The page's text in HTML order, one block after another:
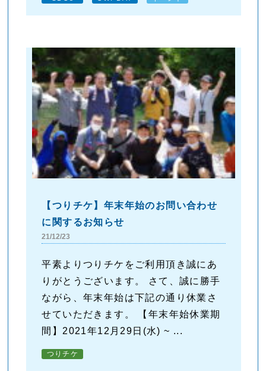
【つりチケ】年末年始のお問い合わせ
に関するお知らせ
21/12/23
平素よりつりチケをご利用頂き誠にあ
りがとうございます。 さて、誠に勝手
ながら、年末年始は下記の通り休業さ
せていただきます。 【年末年始休業期
間】2021年12月29日(水) ~ ...
つりチケ